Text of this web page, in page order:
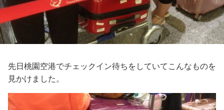
先日桃園空港でチェックイン待ちをしていてこんなものを
見かけました。